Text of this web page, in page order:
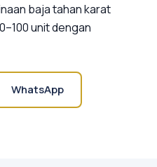
baja tahan karat
unit dengan
WhatsApp